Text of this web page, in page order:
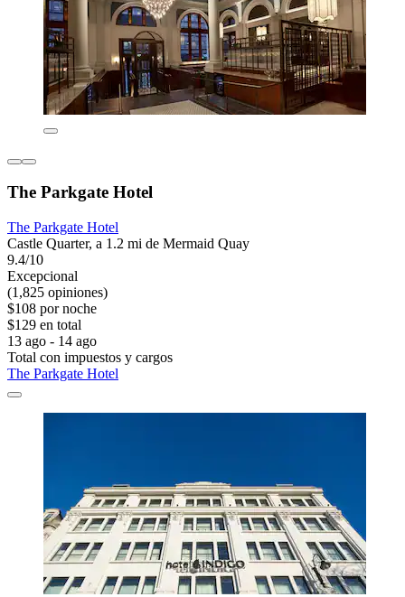
The Parkgate Hotel
The Parkgate Hotel
Castle Quarter, a 1.2 mi de Mermaid Quay
9.4/10
Excepcional
(1,825 opiniones)
$108 por noche
$129 en total
13 ago - 14 ago
Total con impuestos y cargos
The Parkgate Hotel